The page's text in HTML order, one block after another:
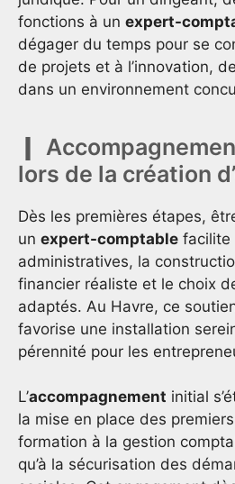
fonctions à un expert-
dégager du temps pour se
de projets et à l’innovation,
dans un environnement
lors de la création
Dès les premières étapes,
un expert-comptable facilite
administratives, la
financier réaliste et le choix
adaptés. Au Havre, ce
favorise une installation
pérennité pour les
L’accompagnement initial
la mise en place des
formation à la gestion
qu’à la sécurisation des